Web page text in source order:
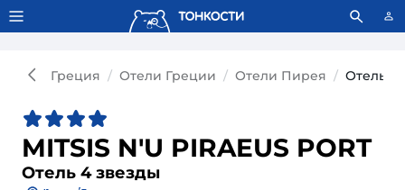
Тонкости используют сookie-файлы. Что это значит?
Греция Отели Греции Отели Пирея Отель
MITSIS N'U PIRAEUS PORT
Отель 4 звезды